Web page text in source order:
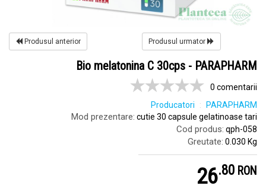
Produsul anterior Produsul urmator
Bio melatonina C 30cps - PARAPHARM
0 comentarii
Producatori
PARAPHARM
Mod prezentare: cutie 30 capsule gelatinoase tari
Cod produs: qph-058
Greutate: 0.030 Kg
26.8 RON